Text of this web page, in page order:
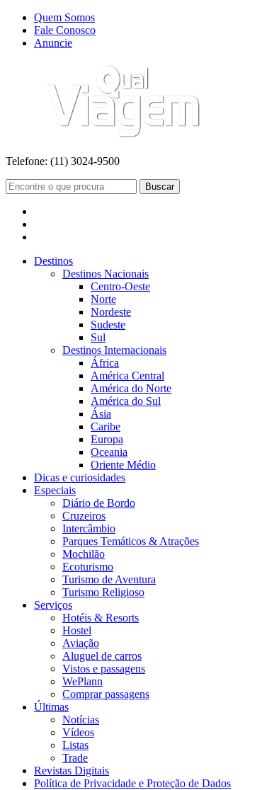
Quem Somos
Fale Conosco
Anuncie
Telefone: (11) 3024-9500
Buscar
Destinos
Destinos Nacionais
Centro-Oeste
Norte
Nordeste
Sudeste
Sul
Destinos Internacionais
África
América Central
América do Norte
América do Sul
Ásia
Caribe
Europa
Oceania
Oriente Médio
Dicas e curiosidades
Especiais
Diário de Bordo
Cruzeiros
Intercâmbio
Parques Temáticos & Atrações
Mochilão
Ecoturismo
Turismo de Aventura
Turismo Religioso
Serviços
Hotéis & Resorts
Hostel
Aviação
Aluguel de carros
Vistos e passagens
WePlann
Comprar passagens
Últimas
Notícias
Vídeos
Listas
Trade
Revistas Digitais
Política de Privacidade e Proteção de Dados